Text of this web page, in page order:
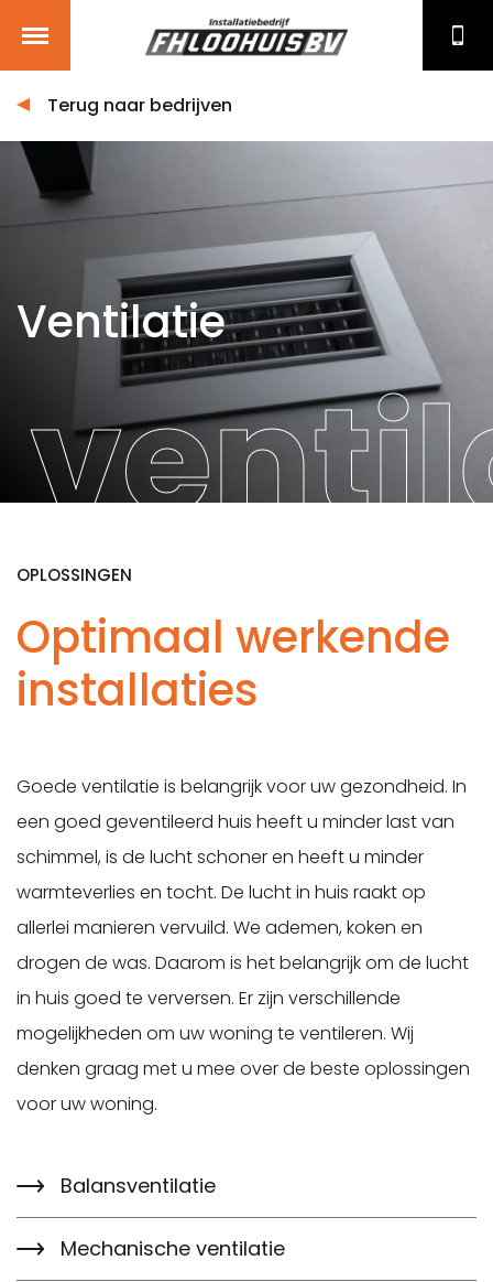
Terug naar bedrijven
Ventilatie
OPLOSSINGEN
Optimaal werkende
installaties
Goede ventilatie is belangrijk voor uw gezondheid. In
een goed geventileerd huis heeft u minder last van
schimmel, is de lucht schoner en heeft u minder
warmteverlies en tocht. De lucht in huis raakt op
allerlei manieren vervuild. We ademen, koken en
drogen de was. Daarom is het belangrijk om de lucht
in huis goed te verversen. Er zijn verschillende
mogelijkheden om uw woning te ventileren. Wij
denken graag met u mee over de beste oplossingen
voor uw woning.
Balansventilatie
Mechanische ventilatie